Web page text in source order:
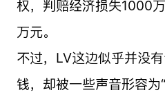
权，判赔经济损失1000
万元。
不过，LV这边似乎并没
钱，却被一些声音形容